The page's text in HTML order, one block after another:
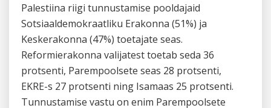
Palestiina riigi tunnustamise pooldajaid
Sotsiaaldemokraatliku Erakonna (51%) ja
Keskerakonna (47%) toetajate seas.
Reformierakonna valijatest toetab seda 36
protsenti, Parempoolsete seas 28 protsenti,
EKRE-s 27 protsenti ning Isamaas 25 protsenti.
Tunnustamise vastu on enim Parempoolsete